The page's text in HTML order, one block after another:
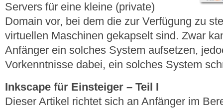
Servers für eine kleine (private)
Domain vor, bei dem die zur Verfügung zu
virtuellen Maschinen gekapselt sind. Zwar
Anfänger ein solches System aufsetzen,
Vorkenntnisse dabei, ein solches System
Inkscape für Einsteiger – Teil I
Dieser Artikel richtet sich an Anfänger im